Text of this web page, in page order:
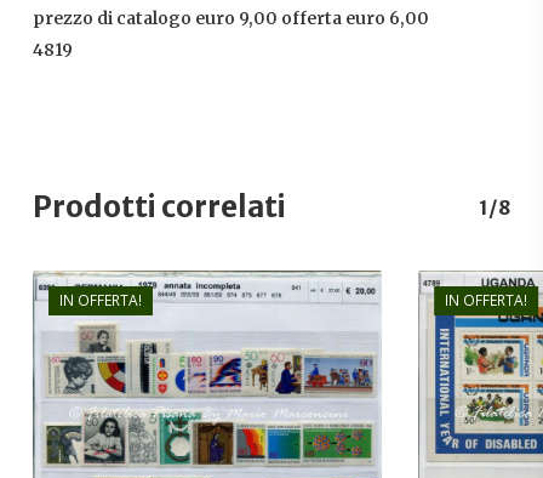
prezzo di catalogo euro 9,00 offerta euro 6,00
4819
Prodotti correlati 1/8
IN OFFERTA!
€24,00
€16,00
IN OFFERTA!